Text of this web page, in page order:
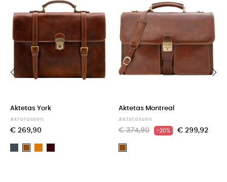
Aktetas York
Aktetassen
€ 269,90
Aktetas Montreal
Aktetassen
€ 374,90 -20% € 299,92